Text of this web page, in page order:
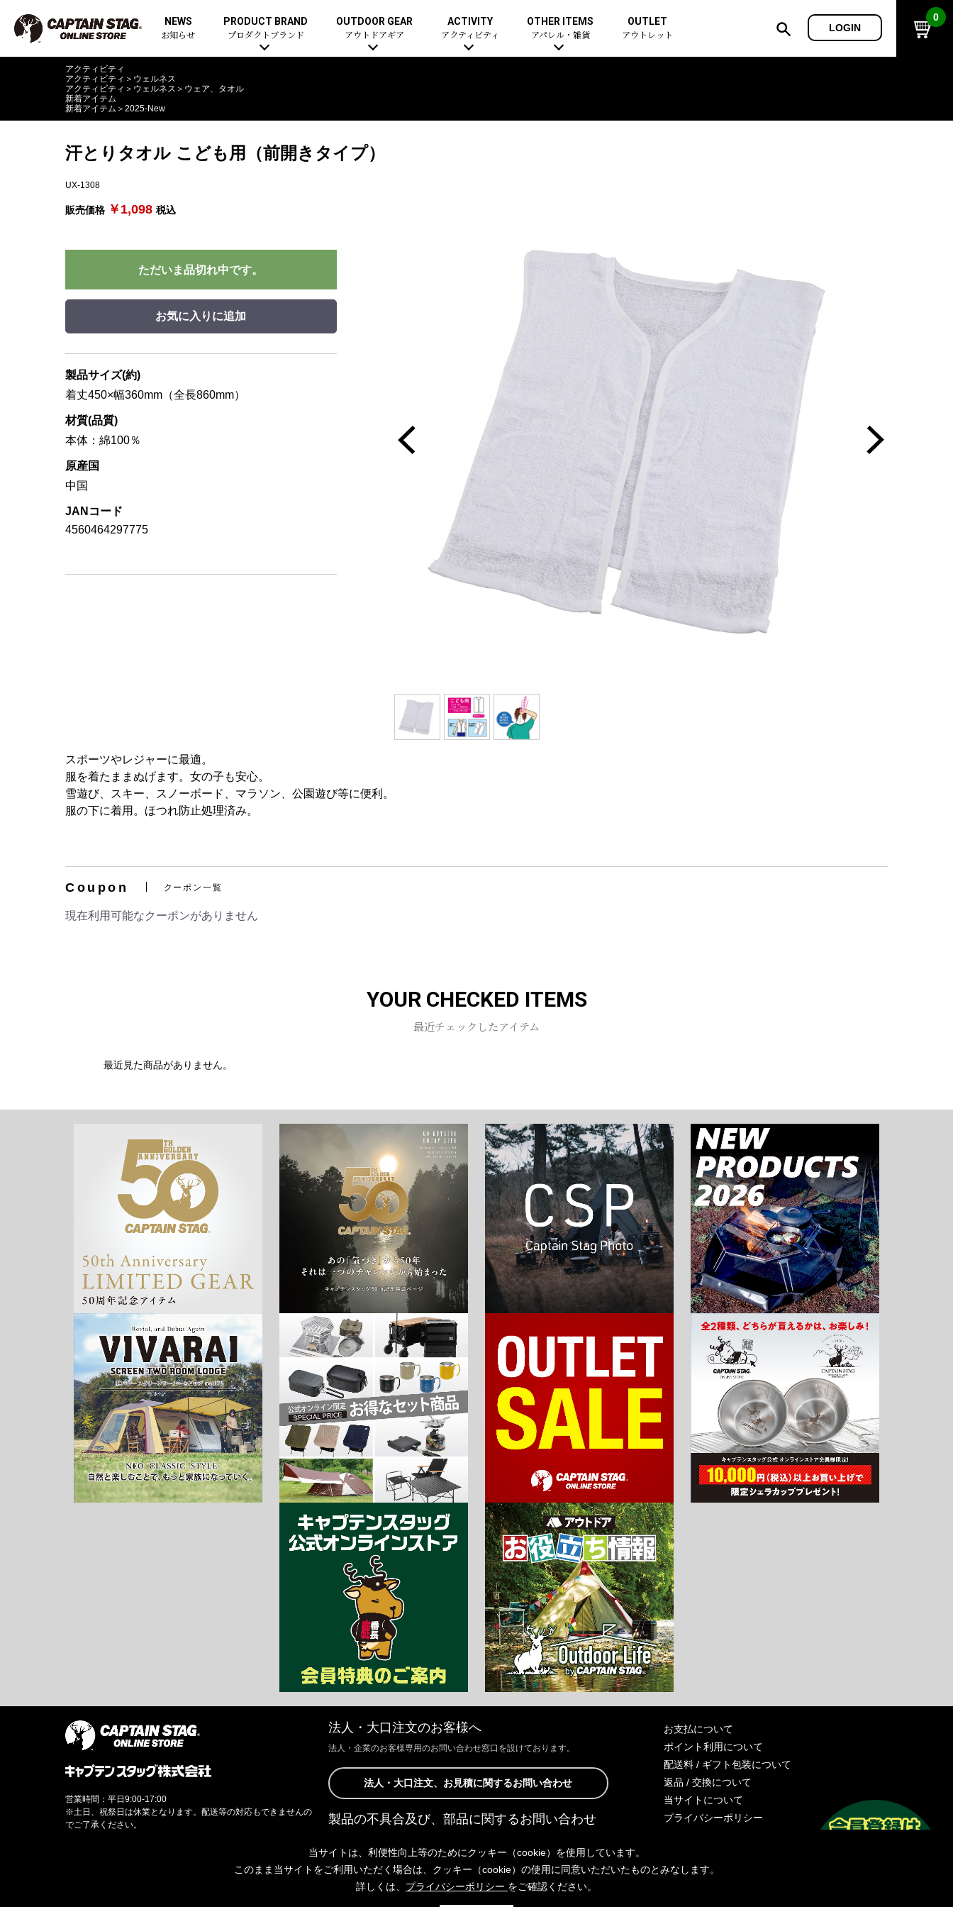
NEWS
お知らせ
PRODUCT BRAND
プロダクトブランド
OUTDOOR GEAR
アウトドアギア
ACTIVITY
アクティビティ
OTHER ITEMS
アパレル・雑貨
OUTLET
アウトレット
LOGIN
0
アクティビティ
アクティビティ ＞ ウェルネス
アクティビティ ＞ ウェルネス ＞ ウェア、タオル
新着アイテム
新着アイテム ＞ 2025-New
汗とりタオル こども用（前開きタイプ）
UX-1308
販売価格 ￥1,098 税込
ただいま品切れ中です。
お買い物を続ける カートへ進む
お気に入りに追加
製品サイズ(約)
着丈450×幅360mm（全長860mm）
材質(品質)
本体：綿100％
原産国
中国
JANコード
4560464297775
スポーツやレジャーに最適。
服を着たままぬげます。女の子も安心。
雪遊び、スキー、スノーボード、マラソン、公園遊び等に便利。
服の下に着用。ほつれ防止処理済み。
Coupon クーポン一覧
現在利用可能なクーポンがありません
YOUR CHECKED ITEMS
最近チェックしたアイテム
最近見た商品がありません。
法人・大口注文のお客様へ
法人・企業のお客様専用のお問い合わせ窓口を設けております。
法人・大口注文、お見積に関するお問い合わせ
製品の不具合及び、部品に関するお問い合わせ
きましては、Webサイトにて承っております。
以下よりご連絡ください。
お支払について
ポイント利用について
配送料 / ギフト包装について
返品 / 交換について
当サイトについて
プライバシーポリシー
お問い合わせ
営業時間：平日9:00-17:00
※土日、祝祭日は休業となります。配送等の対応もできませんの
でご了承ください。
当サイトは、利便性向上等のためにクッキー（cookie）を使用しています。
このまま当サイトをご利用いただく場合は、クッキー（cookie）の使用に同意いただいたものとみなします。
詳しくは、 プライバシーポリシー をご確認ください。